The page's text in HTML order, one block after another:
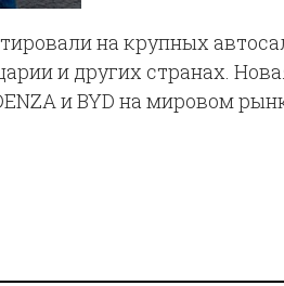
на крупных
и других странах.
и BYD на мировом